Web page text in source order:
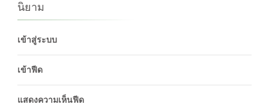
นิยาม
เข้าสู่ระบบ
เข้าฟีด
แสดงความเห็นฟีด